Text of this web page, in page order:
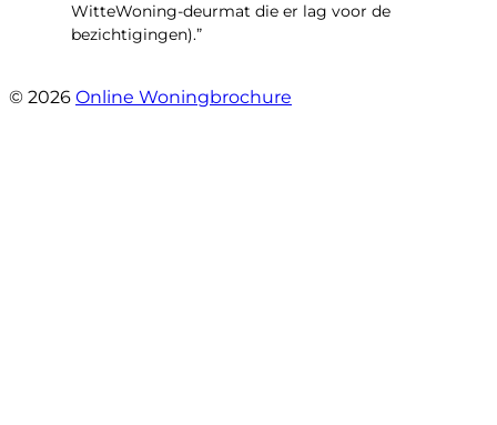
WitteWoning-deurmat die er lag voor de
bezichtigingen).”
© 2026 Online Woningbrochure